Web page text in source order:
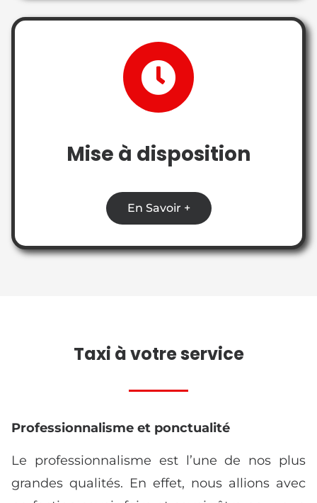
Mise à disposition
En Savoir +
Taxi à votre service
Professionnalisme et ponctualité
Le professionnalisme est l’une de nos plus
grandes qualités. En effet, nous allions avec